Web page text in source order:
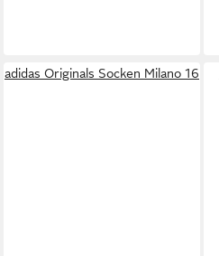
adidas Originals Socken Milano 16